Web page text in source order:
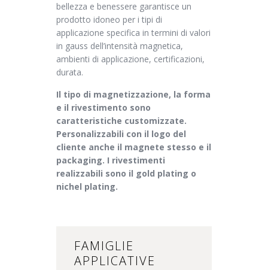
bellezza e benessere garantisce un
prodotto idoneo per i tipi di
applicazione specifica in termini di valori
in gauss dell’intensità magnetica,
ambienti di applicazione, certificazioni,
durata.
Il tipo di magnetizzazione, la forma
e il rivestimento sono
caratteristiche customizzate.
Personalizzabili con il logo del
cliente anche il magnete stesso e il
packaging. I rivestimenti
realizzabili sono il gold plating o
nichel plating.
FAMIGLIE
APPLICATIVE